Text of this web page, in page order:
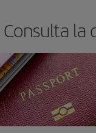
Consulta la